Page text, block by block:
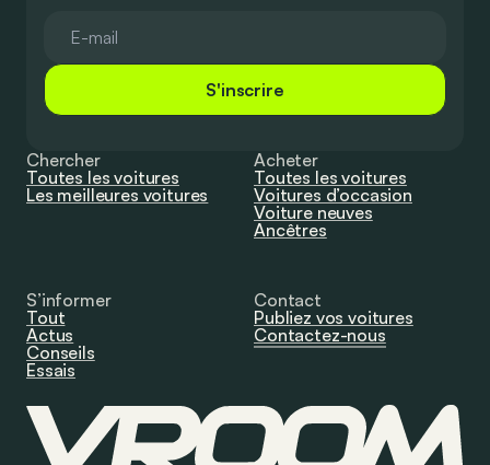
S'inscrire
Chercher
Toutes les voitures
Les meilleures voitures
Acheter
Toutes les voitures
Voitures d’occasion
Voiture neuves
Ancêtres
S’informer
Tout
Actus
Conseils
Essais
Contact
Publiez vos voitures
Contactez-nous